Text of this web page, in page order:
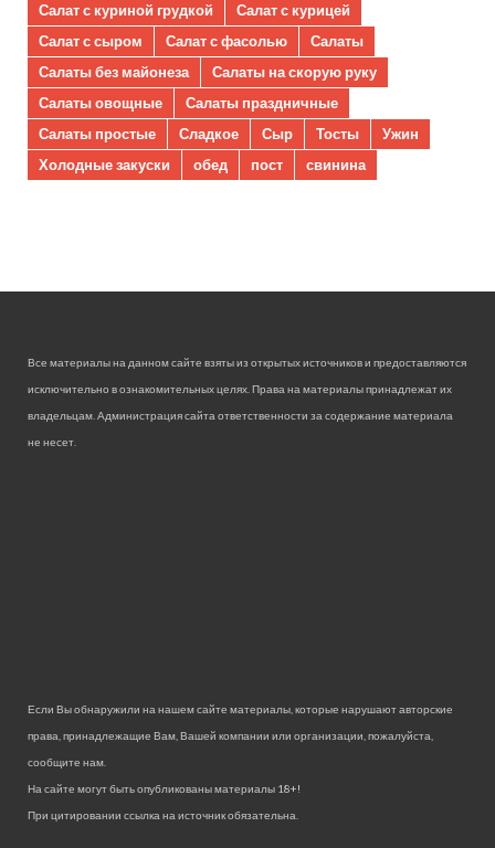
Салат с куриной грудкой
Салат с курицей
Салат с сыром
Салат с фасолью
Салаты
Салаты без майонеза
Салаты на скорую руку
Салаты овощные
Салаты праздничные
Салаты простые
Сладкое Сыр Тосты
Ужин
Холодные закуски
обед пост свинина
Все материалы на данном сайте взяты из открытых источников и предоставляются
исключительно в ознакомительных целях. Права на материалы принадлежат их
владельцам. Администрация сайта ответственности за содержание материала
не несет.
Если Вы обнаружили на нашем сайте материалы, которые нарушают авторские
права, принадлежащие Вам, Вашей компании или организации, пожалуйста,
сообщите нам.
На сайте могут быть опубликованы материалы 18+!
При цитировании ссылка на источник обязательна.